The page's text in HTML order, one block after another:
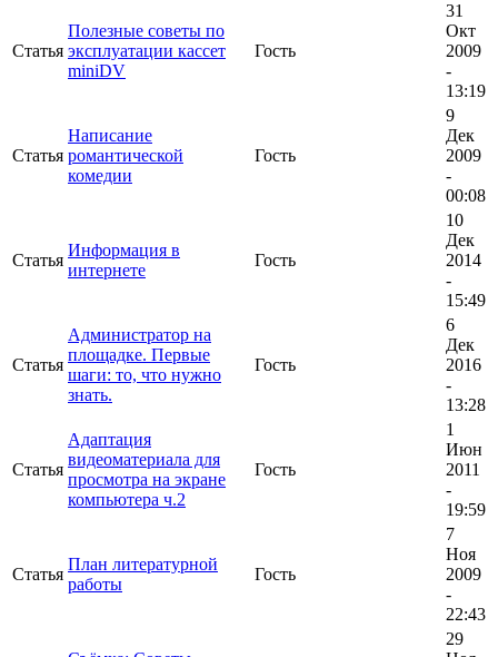
Статья
Полезные советы по
эксплуатации кассет
miniDV
Гость
31
Окт
2009
-
13:19
Статья
Написание
романтической
комедии
Гость
9
Дек
2009
-
00:08
Статья
Информация в
интернете
Гость
10
Дек
2014
-
15:49
Статья
Администратор на
площадке. Первые
шаги: то, что нужно
знать.
Гость
6
Дек
2016
-
13:28
Статья
Адаптация
видеоматериала для
просмотра на экране
компьютера ч.2
Гость
1
Июн
2011
-
19:59
Статья
План литературной
работы
Гость
7
Ноя
2009
-
22:43
29